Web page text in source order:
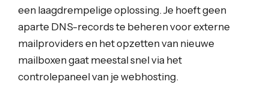
een laagdrempelige oplossing. Je hoeft geen
aparte DNS-records te beheren voor externe
mailproviders en het opzetten van nieuwe
mailboxen gaat meestal snel via het
controlepaneel van je webhosting.